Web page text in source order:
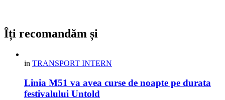
Îți recomandăm și
in TRANSPORT INTERN
Linia M51 va avea curse de noapte pe durata
festivalului Untold